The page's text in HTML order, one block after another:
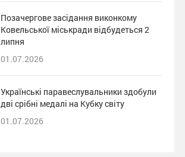
Позачергове засідання виконкому
Ковельської міськради відбудеться 2
липня
01.07.2026
Українські паравеслувальники здобули
дві срібні медалі на Кубку світу
01.07.2026